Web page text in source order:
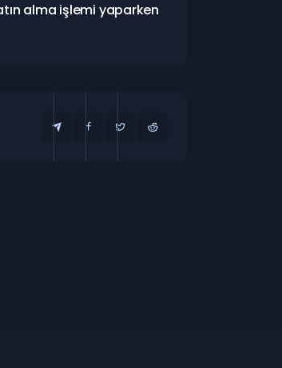
alma işlemi yaparken